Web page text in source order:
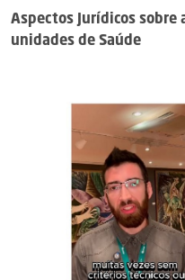
Aspectos Jurídicos sobre
unidades de Saúde